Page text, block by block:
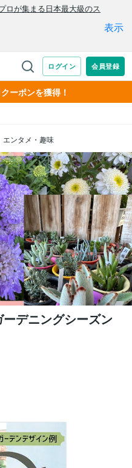
ーポンを獲得！
エンタメ・趣味
デニングシーズン